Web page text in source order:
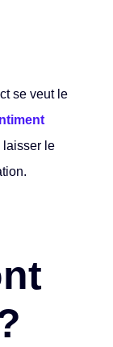
se veut le
laisser le